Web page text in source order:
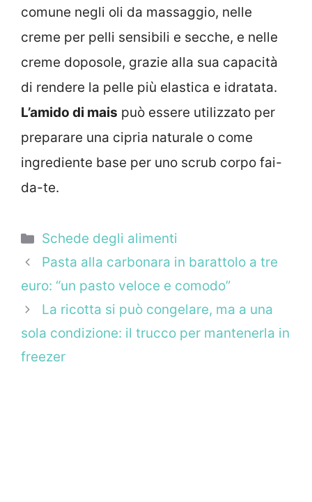
comune negli oli da massaggio, nelle
creme per pelli sensibili e secche, e nelle
creme doposole, grazie alla sua capacità
di rendere la pelle più elastica e idratata.
L’amido di mais può essere utilizzato per
preparare una cipria naturale o come
ingrediente base per uno scrub corpo fai-
da-te.
Categorie
Schede degli alimenti
Pasta alla carbonara in barattolo a tre
euro: “un pasto veloce e comodo”
La ricotta si può congelare, ma a una
sola condizione: il trucco per mantenerla in
freezer